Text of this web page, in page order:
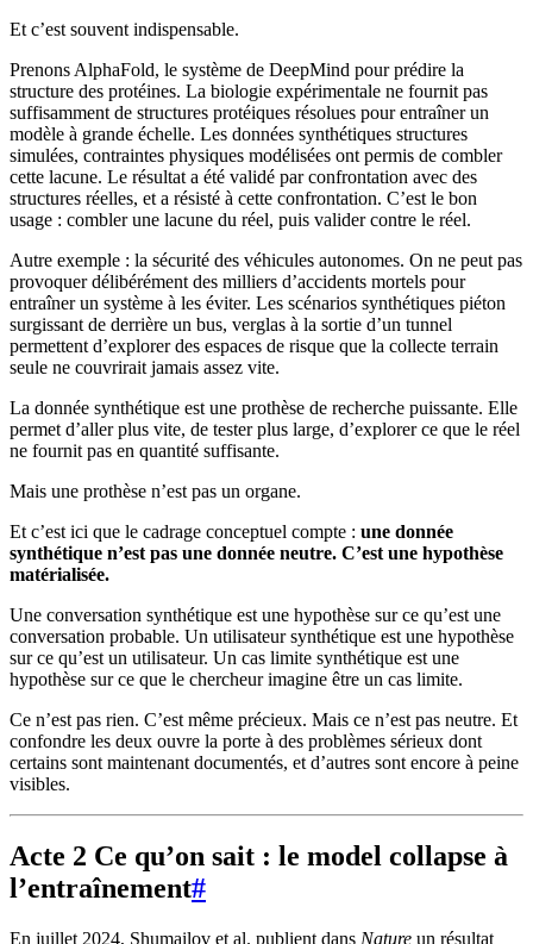
Et c’est souvent indispensable.
Prenons AlphaFold, le système de DeepMind pour prédire la
structure des protéines. La biologie expérimentale ne fournit pas
suffisamment de structures protéiques résolues pour entraîner un
modèle à grande échelle. Les données synthétiques structures
simulées, contraintes physiques modélisées ont permis de combler
cette lacune. Le résultat a été validé par confrontation avec des
structures réelles, et a résisté à cette confrontation. C’est le bon
usage : combler une lacune du réel, puis valider contre le réel.
Autre exemple : la sécurité des véhicules autonomes. On ne peut pas
provoquer délibérément des milliers d’accidents mortels pour
entraîner un système à les éviter. Les scénarios synthétiques piéton
surgissant de derrière un bus, verglas à la sortie d’un tunnel
permettent d’explorer des espaces de risque que la collecte terrain
seule ne couvrirait jamais assez vite.
La donnée synthétique est une prothèse de recherche puissante. Elle
permet d’aller plus vite, de tester plus large, d’explorer ce que le réel
ne fournit pas en quantité suffisante.
Mais une prothèse n’est pas un organe.
Et c’est ici que le cadrage conceptuel compte : une donnée
synthétique n’est pas une donnée neutre. C’est une hypothèse
matérialisée.
Une conversation synthétique est une hypothèse sur ce qu’est une
conversation probable. Un utilisateur synthétique est une hypothèse
sur ce qu’est un utilisateur. Un cas limite synthétique est une
hypothèse sur ce que le chercheur imagine être un cas limite.
Ce n’est pas rien. C’est même précieux. Mais ce n’est pas neutre. Et
confondre les deux ouvre la porte à des problèmes sérieux dont
certains sont maintenant documentés, et d’autres sont encore à peine
visibles.
Acte 2 Ce qu’on sait : le model collapse à
l’entraînement#
En juillet 2024, Shumailov et al. publient dans Nature un résultat